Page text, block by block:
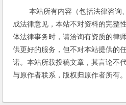
本站所有内容（包括法律咨询
成法律意见，本站不对资料的完整
体法律事务时，请洽询有资质的律
供更好的服务，但不对本站提供的
诺。本站所载投稿文章，其言论不
与原作者联系，版权归原作者所有。